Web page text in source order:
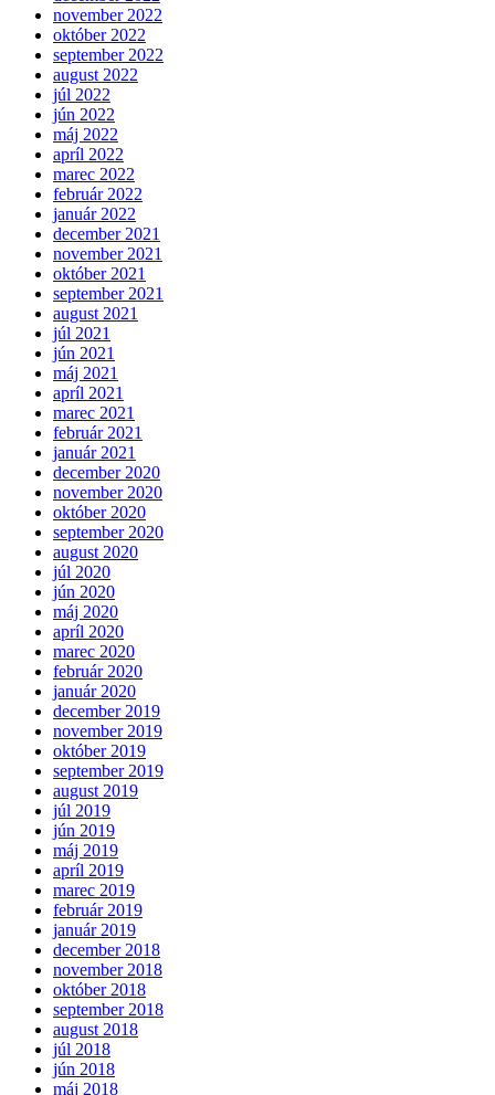
november 2022
október 2022
september 2022
august 2022
júl 2022
jún 2022
máj 2022
apríl 2022
marec 2022
február 2022
január 2022
december 2021
november 2021
október 2021
september 2021
august 2021
júl 2021
jún 2021
máj 2021
apríl 2021
marec 2021
február 2021
január 2021
december 2020
november 2020
október 2020
september 2020
august 2020
júl 2020
jún 2020
máj 2020
apríl 2020
marec 2020
február 2020
január 2020
december 2019
november 2019
október 2019
september 2019
august 2019
júl 2019
jún 2019
máj 2019
apríl 2019
marec 2019
február 2019
január 2019
december 2018
november 2018
október 2018
september 2018
august 2018
júl 2018
jún 2018
máj 2018